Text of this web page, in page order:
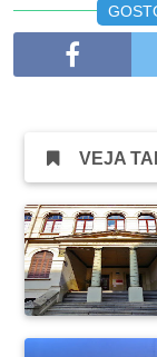
VEJA